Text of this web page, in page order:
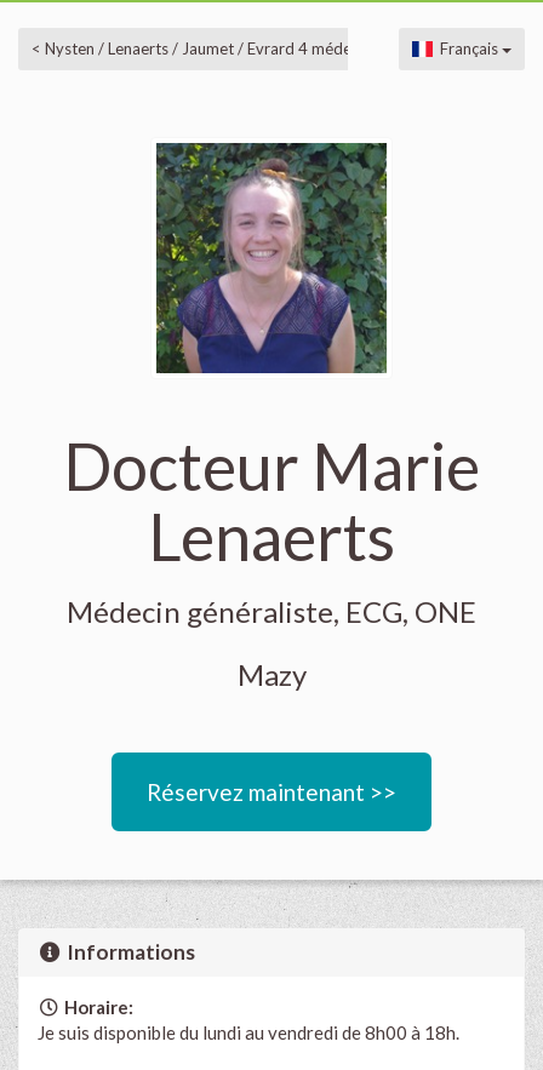
< Nysten / Lenaerts / Jaumet / Evrard 4 médecins généralistes à MAZY
Français
Docteur Marie
Lenaerts
Médecin généraliste, ECG, ONE
Mazy
Réservez maintenant >>
Informations
Horaire:
Je suis disponible du lundi au vendredi de 8h00 à 18h.